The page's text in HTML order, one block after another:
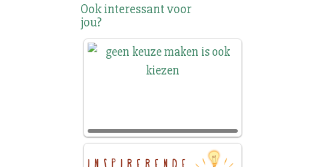
Ook interessant voor
jou?